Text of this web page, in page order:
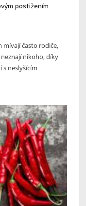
postižením
mívají často rodiče,
nikoho, díky
s neslyšícím